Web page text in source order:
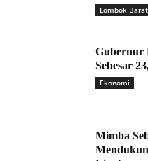
Lombok Barat
Gubernur
Sebesar
Ekonomi
Mimba